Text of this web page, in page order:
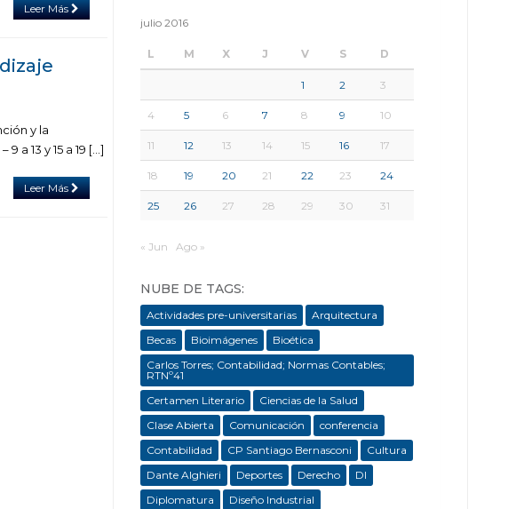
Leer Más
y la
a 13 y 15 a 19 […]
Leer Más
julio 2016
L M X J V S D
1 2 3
4 5 6 7 8 9 10
11 12 13 14 15 16 17
18 19 20 21 22 23 24
25 26 27 28 29 30 31
« Jun Ago »
NUBE DE TAGS:
Actividades pre-universitarias
Arquitectura
Becas
Bioimágenes
Bioética
Carlos Torres; Contabilidad; Normas Contables;
RTNº41
Certamen Literario
Ciencias de la Salud
Clase Abierta
Comunicación
conferencia
Contabilidad
CP Santiago Bernasconi
Cultura
Dante Alghieri
Deportes Derecho
DI
Diplomatura
Diseño Industrial